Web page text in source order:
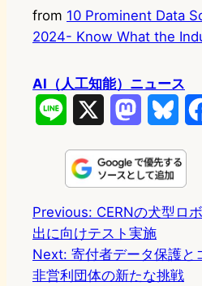
from 10 Prominent Data
2024- Know What the
AI（人工知能）ニュース
n
s
o
d
u
k
Previous: CERNの犬型ロ
出に向けテスト実施
Next: 寄付者データ保護と
非営利団体の新たな挑戦